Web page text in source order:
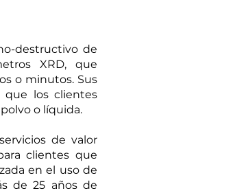
destructivo de
XRD, que
o minutos. Sus
que los clientes
o líquida.
de valor
clientes que
en el uso de
de 25 años de